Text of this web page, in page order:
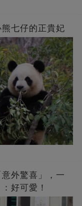
七仔的正貴妃
外驚喜」，一
好可愛！